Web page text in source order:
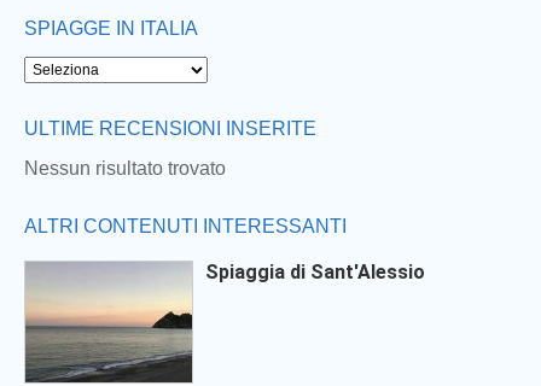
SPIAGGE IN ITALIA
ULTIME RECENSIONI INSERITE
Nessun risultato trovato
ALTRI CONTENUTI INTERESSANTI
Spiaggia di Sant'Alessio